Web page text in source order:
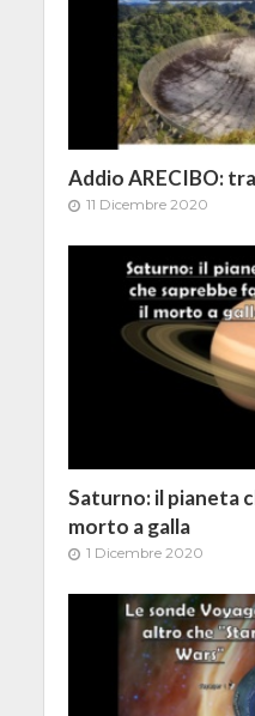
Addio ARECIBO:
11 Dicembre 2020
Saturno: il pianeta
morto a galla
1 Dicembre 2020